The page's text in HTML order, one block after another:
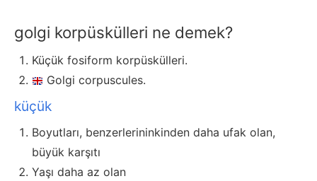
golgi korpüskülleri ne demek?
Küçük fosiform korpüskülleri.
Golgi corpuscules.
küçük
Boyutları, benzerlerininkinden daha ufak olan,
büyük karşıtı
Yaşı daha az olan